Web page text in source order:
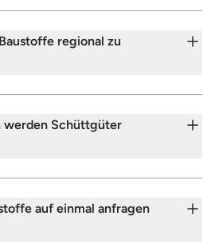
regional zu
werden Schüttgüter
auf einmal anfragen